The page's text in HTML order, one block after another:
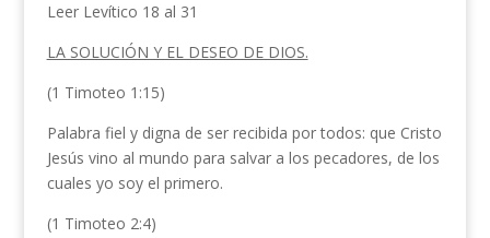
Leer Levítico 18 al 31
LA SOLUCIÓN Y EL DESEO DE DIOS.
(1 Timoteo 1:15)
Palabra fiel y digna de ser recibida por todos: que Cristo
Jesús vino al mundo para salvar a los pecadores, de los
cuales yo soy el primero.
(1 Timoteo 2:4)